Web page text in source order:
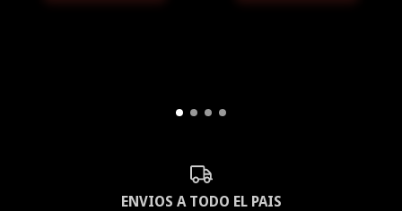
ENVIOS A TODO EL PAIS